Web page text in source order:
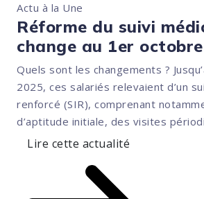
Actu à la Une
Réforme du suivi
change au 1er
Quels sont les changements ?
2025, ces salariés relevaient d’un
renforcé (SIR), comprenant
d’aptitude initiale, des visites
Lire cette actualité